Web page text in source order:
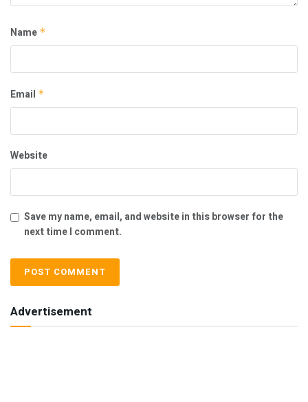
Name *
Email *
Website
Save my name, email, and website in this browser for the
next time I comment.
Advertisement